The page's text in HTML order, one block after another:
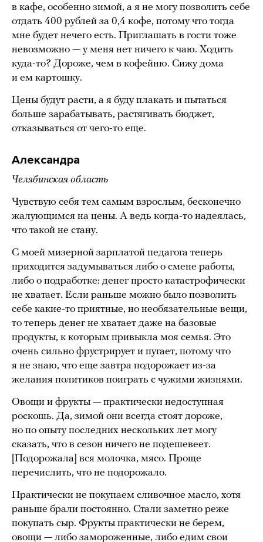
в кафе, особенно зимой, а я не могу позволить себе
отдать 400 рублей за 0,4 кофе, потому что тогда
мне будет нечего есть. Приглашать в гости тоже
невозможно — у меня нет ничего к чаю. Ходить
куда-то? Дороже, чем в кофейню. Сижу дома
и ем картошку.
Цены будут расти, а я буду плакать и пытаться
больше зарабатывать, растягивать бюджет,
отказываться от чего-то еще.
Александра
Челябинская область
Чувствую себя тем самым взрослым, бесконечно
жалующимся на цены. А ведь когда-то надеялась,
что такой не стану.
С моей мизерной зарплатой педагога теперь
приходится задумываться либо о смене работы,
либо о подработке: денег просто катастрофически
не хватает. Если раньше можно было позволить
себе какие-то приятные, но необязательные вещи,
то теперь денег не хватает даже на базовые
продукты, к которым привыкла моя семья. Это
очень сильно фрустрирует и пугает, потому что
я не знаю, что еще завтра подорожает из-за
желания политиков поиграть с чужими жизнями.
Овощи и фрукты — практически недоступная
роскошь. Да, зимой они всегда стоят дороже,
но по опыту последних нескольких лет могу
сказать, что в сезон ничего не подешевеет.
[Подорожала] вся молочка, мясо. Проще
перечислить, что не подорожало.
Практически не покупаем сливочное масло, хотя
раньше брали постоянно. Стали заметно реже
покупать сыр. Фрукты практически не берем,
овощи — либо замороженные, либо едим свои